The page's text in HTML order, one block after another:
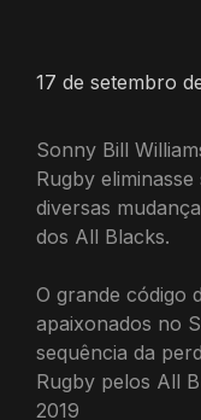
17 de setembro
Sonny Bill
Rugby
diversas
dos All Blacks.
O grande código
apaixonados no
sequência da
Rugby pelos All
2019